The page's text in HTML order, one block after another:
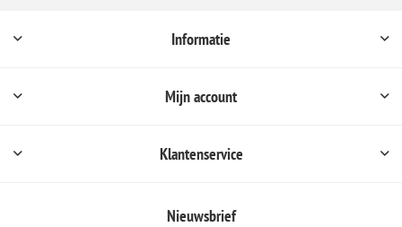
Informatie
Mijn account
Klantenservice
Nieuwsbrief